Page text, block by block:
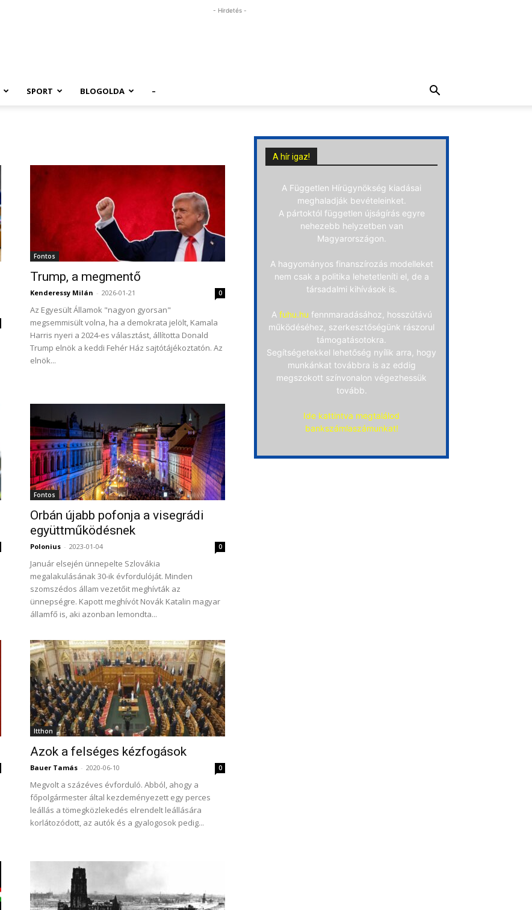
- Hirdetés -
SPORT BLOGOLDA –
Fontos
Trump, a megmentő
Kenderessy Milán - 2026-01-21 0
Az Egyesült Államok "nagyon gyorsan"
megsemmisült volna, ha a demokrata jelölt, Kamala
Harris nyeri a 2024-es választást, állította Donald
Trump elnök a keddi Fehér Ház sajtótájékoztatón. Az
elnök...
Fontos
Orbán újabb pofonja a visegrádi
együttműködésnek
Polonius - 2023-01-04 0
Január elsején ünnepelte Szlovákia
megalakulásának 30-ik évfordulóját. Minden
szomszédos állam vezetőit meghívták az
ünnepségre. Kapott meghívót Novák Katalin magyar
államfő is, aki azonban lemondta...
Itthon
Azok a felséges kézfogások
Bauer Tamás - 2020-06-10 0
Megvolt a százéves évforduló. Abból, ahogy a
főpolgármester által kezdeményezett egy perces
leállás a tömegközlekedés elrendelt leállására
korlátozódott, az autók és a gyalogosok pedig...
A hír igaz!
A Független Hírügynökség kiadásai
meghaladják bevételeinket.
A pártoktól független újságírás egyre
nehezebb helyzetben van
Magyarországon.
A hagyományos finanszírozás modelleket
nem csak a politika lehetetleníti el, de a
társadalmi kihívások is.
A fuhu.hu fennmaradásához, hosszútávú
működéséhez, szerkesztőségünk rászorul
támogatásotokra.
Segítségetekkel lehetőség nyílik arra, hogy
munkánkat továbbra is az eddig
megszokott színvonalon végezhessük
tovább.
Ide kattintva megtalálod
bankszámlaszámunkat!